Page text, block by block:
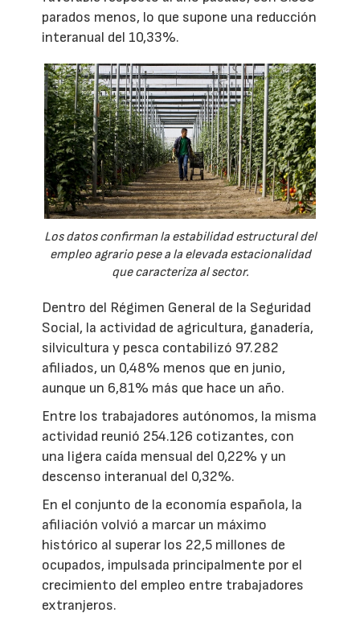
parados menos, lo que supone una reducción
interanual del 10,33%.
Los datos confirman la estabilidad estructural del
empleo agrario pese a la elevada estacionalidad
que caracteriza al sector.
Dentro del Régimen General de la Seguridad
Social, la actividad de agricultura, ganadería,
silvicultura y pesca contabilizó 97.282
afiliados, un 0,48% menos que en junio,
aunque un 6,81% más que hace un año.
Entre los trabajadores autónomos, la misma
actividad reunió 254.126 cotizantes, con
una ligera caída mensual del 0,22% y un
descenso interanual del 0,32%.
En el conjunto de la economía española, la
afiliación volvió a marcar un máximo
histórico al superar los 22,5 millones de
ocupados, impulsada principalmente por el
crecimiento del empleo entre trabajadores
extranjeros.